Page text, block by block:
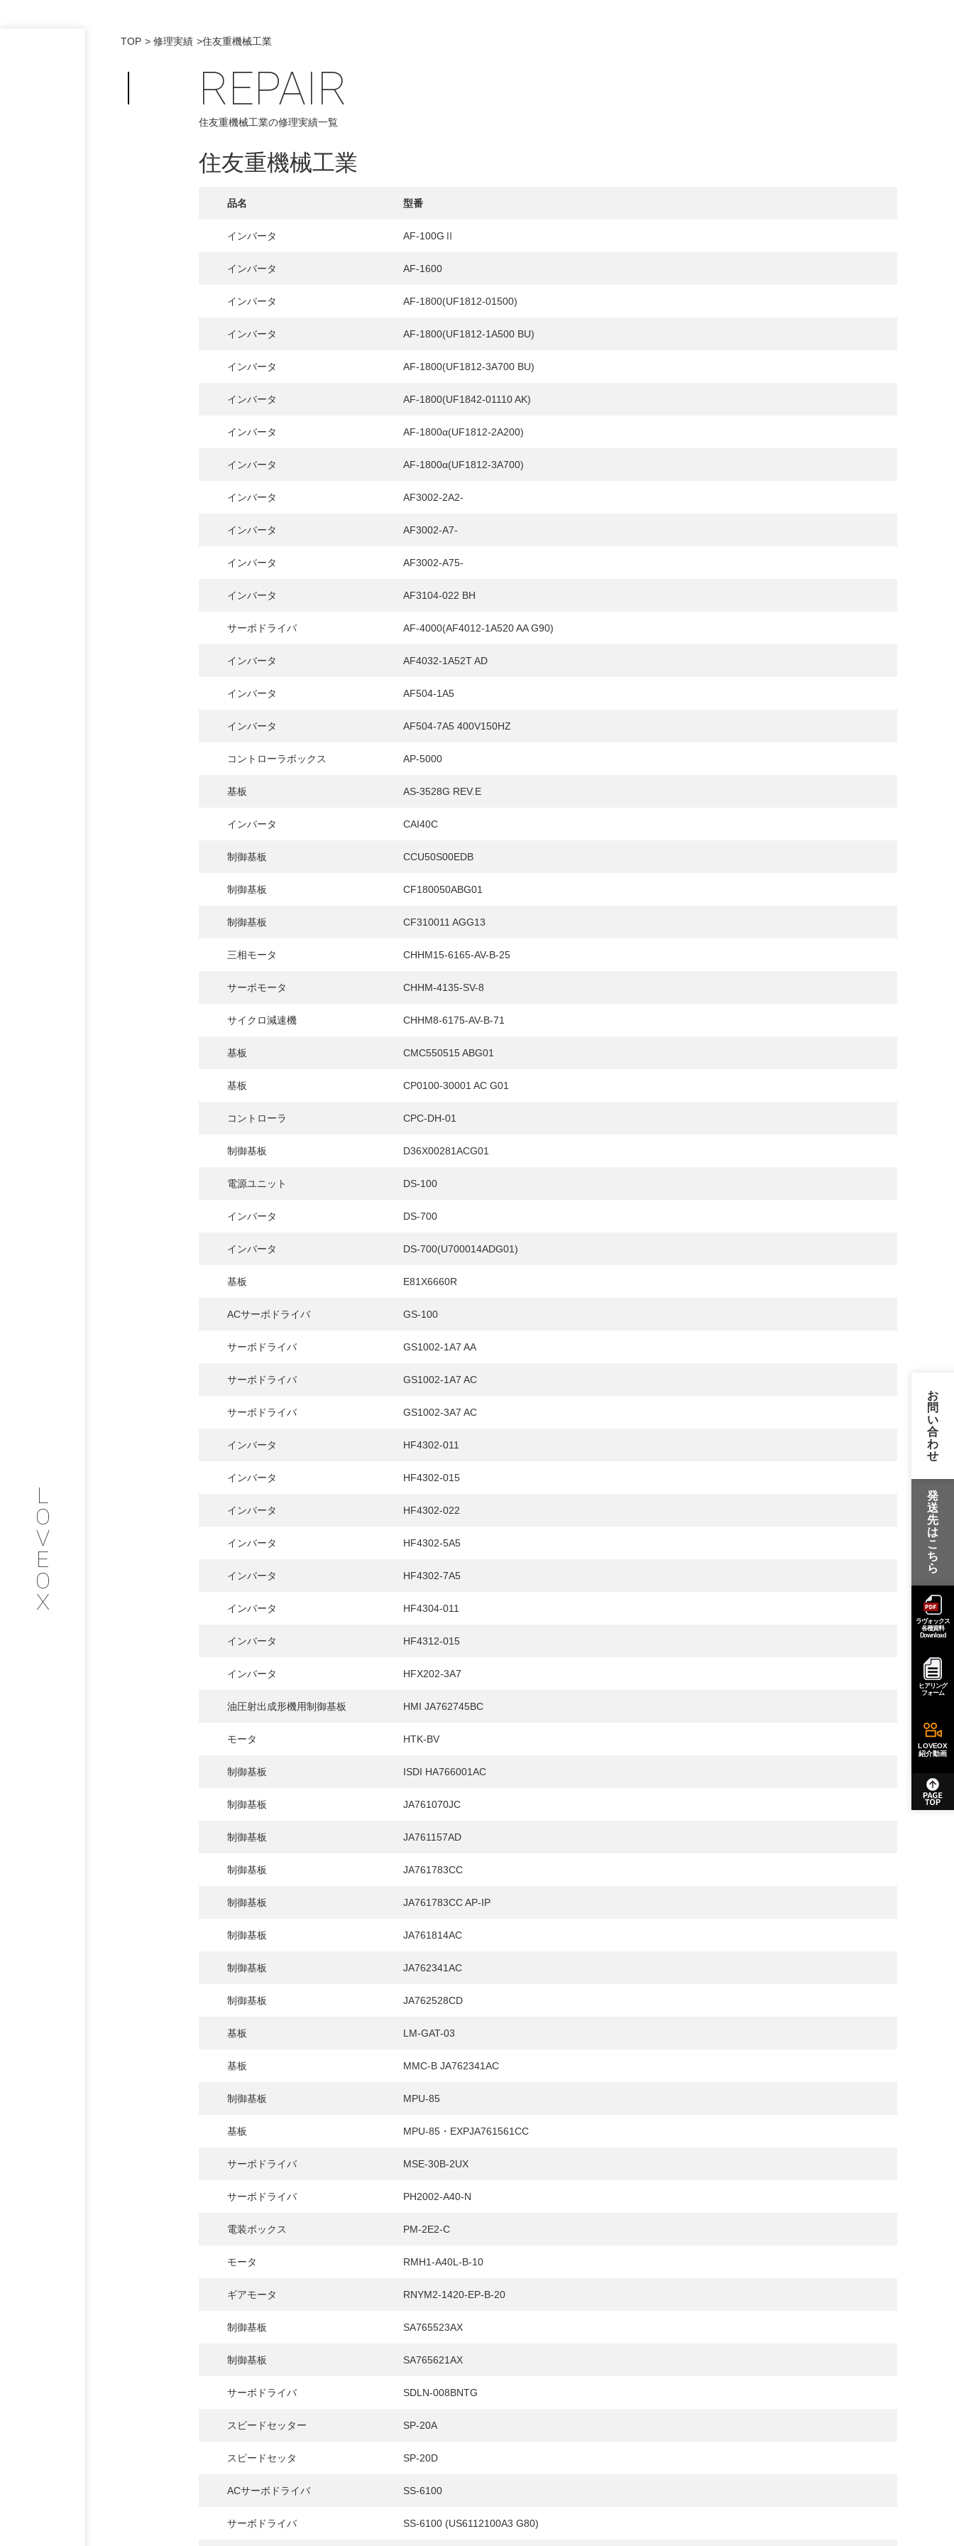
L
O
V
E
O
X
PHILOSOPHY
COMPANY
PROFILE
SERVICE
INTERVIEW
RECRUIT
GREEN
CHALLENGE
お問い合わせ / 発送先
お
問
い
合
わ
せ
発
送
先
は
こ
ち
ら
ラヴォックス
各種資料
Download
ヒアリング
フォーム
LOVEOX
紹介動画
TOP 修理実績 住友重機械工業
REPAIR
住友重機械工業の修理実績一覧
住友重機械工業
品名 型番
インバータ AF-100GⅡ
インバータ AF-1600
インバータ AF-1800(UF1812-01500)
インバータ AF-1800(UF1812-1A500 BU)
インバータ AF-1800(UF1812-3A700 BU)
インバータ AF-1800(UF1842-01110 AK)
インバータ AF-1800α(UF1812-2A200)
インバータ AF-1800α(UF1812-3A700)
インバータ AF3002-2A2-
インバータ AF3002-A7-
インバータ AF3002-A75-
インバータ AF3104-022 BH
サーボドライバ AF-4000(AF4012-1A520 AA G90)
インバータ AF4032-1A52T AD
インバータ AF504-1A5
インバータ AF504-7A5 400V150HZ
コントローラボックス AP-5000
基板 AS-3528G REV.E
インバータ CAI40C
制御基板 CCU50S00EDB
制御基板 CF180050ABG01
制御基板 CF310011 AGG13
三相モータ CHHM15-6165-AV-B-25
サーボモータ CHHM-4135-SV-8
サイクロ減速機 CHHM8-6175-AV-B-71
基板 CMC550515 ABG01
基板 CP0100-30001 AC G01
コントローラ CPC-DH-01
制御基板 D36X00281ACG01
電源ユニット DS-100
インバータ DS-700
インバータ DS-700(U700014ADG01)
基板 E81X6660R
ACサーボドライバ GS-100
サーボドライバ GS1002-1A7 AA
サーボドライバ GS1002-1A7 AC
サーボドライバ GS1002-3A7 AC
インバータ HF4302-011
インバータ HF4302-015
インバータ HF4302-022
インバータ HF4302-5A5
インバータ HF4302-7A5
インバータ HF4304-011
インバータ HF4312-015
インバータ HFX202-3A7
油圧射出成形機用制御基板 HMI JA762745BC
モータ HTK-BV
制御基板 ISDI HA766001AC
制御基板 JA761070JC
制御基板 JA761157AD
制御基板 JA761783CC
制御基板 JA761783CC AP-IP
制御基板 JA761814AC
制御基板 JA762341AC
制御基板 JA762528CD
基板 LM-GAT-03
基板 MMC-B JA762341AC
制御基板 MPU-85
基板 MPU-85・EXPJA761561CC
サーボドライバ MSE-30B-2UX
サーボドライバ PH2002-A40-N
電装ボックス PM-2E2-C
モータ RMH1-A40L-B-10
ギアモータ RNYM2-1420-EP-B-20
制御基板 SA765523AX
制御基板 SA765621AX
サーボドライバ SDLN-008BNTG
スピードセッター SP-20A
スピードセッタ SP-20D
ACサーボドライバ SS-6100
サーボドライバ SS-6100 (US6112100A3 G80)